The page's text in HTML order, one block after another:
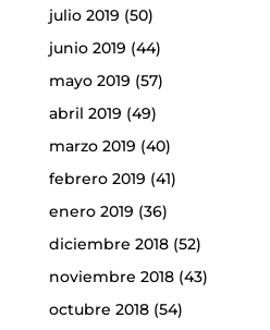
julio 2019 (50)
junio 2019 (44)
mayo 2019 (57)
abril 2019 (49)
marzo 2019 (40)
febrero 2019 (41)
enero 2019 (36)
diciembre 2018(52)
noviembre 2018(43)
octubre 2018(54)